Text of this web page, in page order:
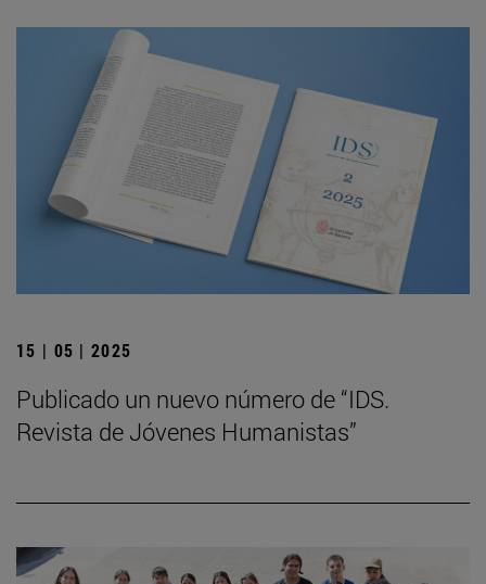
15 | 05 | 2025
Publicado un nuevo número de “IDS.
Revista de Jóvenes Humanistas”